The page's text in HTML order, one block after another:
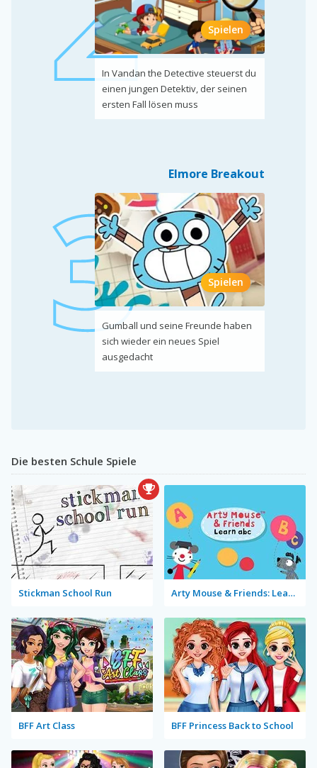
Spielen
In Vandan the Detective steuerst du
einen jungen Detektiv, der seinen
ersten Fall lösen muss
Elmore Breakout
Spielen
Gumball und seine Freunde haben
sich wieder ein neues Spiel
ausgedacht
Die besten Schule Spiele
Stickman School Run Arty Mouse & Friends: Learn Abc
BFF Art Class BFF Princess Back to School